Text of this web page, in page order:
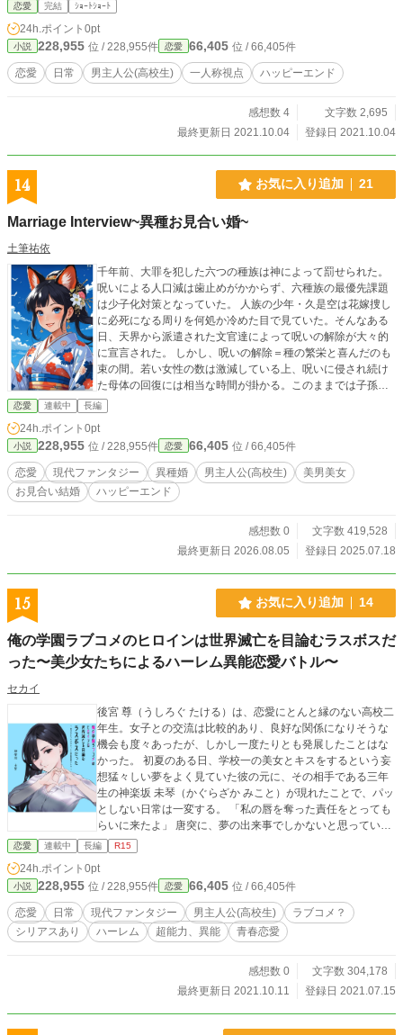
恋愛 完結 ｼｮｰﾄｼｮｰﾄ
24h.ポイント 0pt
小説 228,955 位 / 228,955件 恋愛 66,405 位 / 66,405件
恋愛 日常 男主人公(高校生) 一人称視点 ハッピーエンド
感想数 4
文字数 2,695
最終更新日 2021.10.04
登録日 2021.10.04
14 お気に入り追加 21
Marriage Interview~異種お見合い婚~
土筆祐依
千年前、大罪を犯した六つの種族は神によって罰せられた。
呪いによる人口減は歯止めがかからず、六種族の最優先課題
は少子化対策となっていた。 人族の少年・久是空は花嫁捜し
に必死になる周りを何処か冷めた目で見ていた。そんなある
日、天界から派遣された文官達によって呪いの解除が大々的
に宣言された。 しかし、呪いの解除＝種の繁栄と喜んだのも
束の間。若い女性の数は激減している上、呪いに侵され続け
た母体の回復には相当な時間が掛かる。このままでは子孫繁
栄など夢のまた夢だった。 そこで神から提案されたのは大罪
を犯す切っ掛けとなった種族・『黒狐族』の女性と、六種族
の独身男性を『友好の証』として結婚させようというもの
だ。 黒狐族は自慢の八人の美姫を集結させ、六種族の男性と
大々的に『お見合い』を開くと発表した。 何処か他人事のよ
うに聞いていた空だが、祖父が勝手に出したお見合い写真に
よって一次審査を通過してしまう。人族代表の一人として、
女と出会い、ライバルとなる男性達とも友情を築いていく。
お見合いを通して罪を謎解き、最後に空は何を決断するの
恋愛 連載中 長編
24h.ポイント 0pt
小説 228,955 位 / 228,955件 恋愛 66,405 位 / 66,405件
恋愛 現代ファンタジー 異種婚 男主人公(高校生)
美男美女
お見合い結婚
ハッピーエンド
感想数 0
文字数 419,528
最終更新日 2026.08.05
登録日 2025.07.18
15 お気に入り追加 14
俺の学園ラブコメのヒロインは世界滅亡を目論むラスボスだ
った〜美少女たちによるハーレム異能恋愛バトル〜
セカイ
後宮 尊（うしろぐ たける）は、恋愛にとんと縁のない高校二
年生。女子との交流は比較的あり、良好な関係になりそうな
機会も度々あったが、しかし一度たりとも発展したことはな
かった。 初夏のある日、学校一の美女とキスをするという妄
想猛々しい夢をよく見ていた彼の元に、その相手である三年
生の神楽坂 未琴（かぐらざか みこと）が現れたことで、パッ
としない日常は一変する。 「私の唇を奪った責任をとっても
らいに来たよ」 唐突に、夢の出来事でしかないと思っていた
事を口にしながら、手作り弁当を振る舞ったり甲斐甲斐しく
世話を焼いたりと、献身的に振る舞う未琴。 そんな彼女と触
れ合うにつれ、尊は混乱し、たじたじしながらもその魅力に
ゆっくりと吸い込まれていく。 その最中、陽気なギャルのク
ラスメイトや母性溢れる小柄な後輩、巨乳で眼鏡な先輩から
語られる未琴の不穏な話。 彼女は、世界を混乱に貶め滅亡を
目論む悪の組織の首魁にして、人類最後の敵。この世界にお
日々の中で生じた違和感、そして未琴の野望を阻止すべく彼
を奪い合う『恋愛バトル』を始めた彼女たちを前に、現実を
恋愛 連載中 長編 R15
24h.ポイント 0pt
小説 228,955 位 / 228,955件 恋愛 66,405 位 / 66,405件
恋愛 日常 現代ファンタジー 男主人公(高校生)
ラブコメ？
シリアスあり
ハーレム 超能力、異能 青春恋愛
感想数 0
文字数 304,178
最終更新日 2021.10.11
登録日 2021.07.15